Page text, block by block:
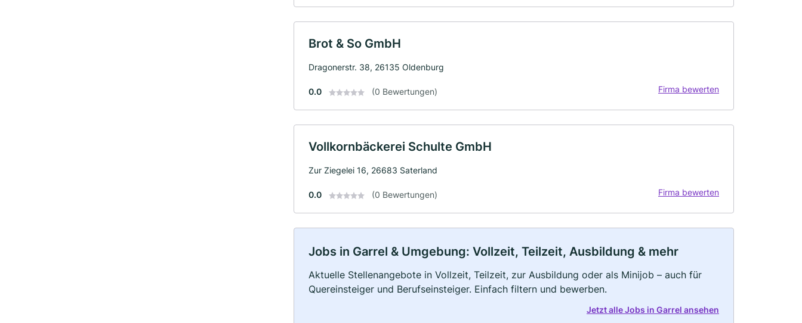
Brot & So GmbH
Dragonerstr. 38, 26135 Oldenburg
0.0 (0 Bewertungen) Firma bewerten
Vollkornbäckerei Schulte GmbH
Zur Ziegelei 16, 26683 Saterland
0.0 (0 Bewertungen) Firma bewerten
Jobs in Garrel & Umgebung: Vollzeit, Teilzeit, Ausbildung & mehr
Aktuelle Stellenangebote in Vollzeit, Teilzeit, zur Ausbildung oder als Minijob – auch für
Quereinsteiger und Berufseinsteiger. Einfach filtern und bewerben.
Jetzt alle Jobs in Garrel ansehen